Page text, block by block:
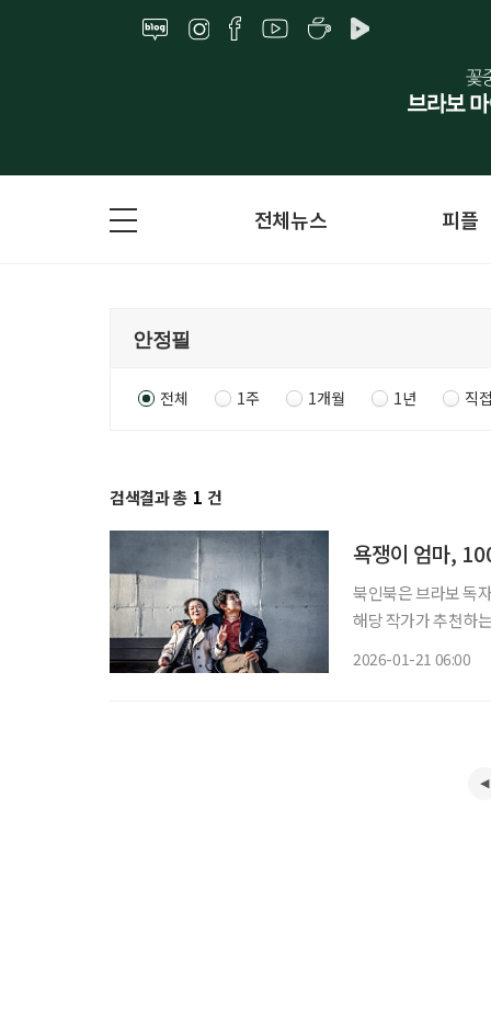
전체뉴스 피플
전체 1주 1개월 1년 직
검색결과 총 1 건
욕쟁이 엄마,
북인북은 브라보 독
해당 작가가 추천하는 콘텐도 함께 즐겨
2026-01-21 06:00